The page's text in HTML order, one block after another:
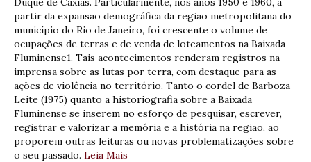
partir da expansão demográfica da região metropolitana do
município do Rio de Janeiro, foi crescente o volume de
ocupações de terras e de venda de loteamentos na Baixada
Fluminense1. Tais acontecimentos renderam registros na
imprensa sobre as lutas por terra, com destaque para as
ações de violência no território. Tanto o cordel de Barboza
Leite (1975) quanto a historiografia sobre a Baixada
Fluminense se inserem no esforço de pesquisar, escrever,
registrar e valorizar a memória e a história na região, ao
proporem outras leituras ou novas problematizações sobre
o seu passado. Leia Mais